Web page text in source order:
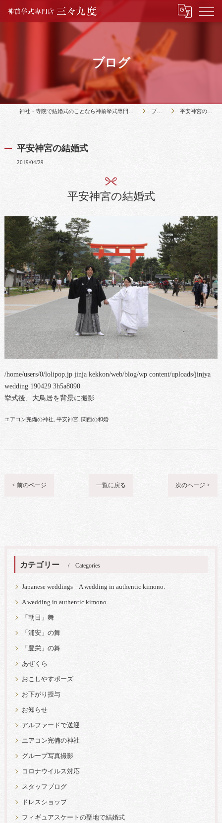
ブログ
ブログ 平安神宮の結婚式
平安神宮の結婚式
2019/04/29
平安神宮の結婚式
/home/users/0/lolipop.jp jinja kekkon/web/blog/wp content/uploads/jinjya
wedding 190429 3h5a8090
挙式後、大鳥居を背景に撮影
エアコン完備の神社 平安神宮 関西の和婚
< 前のページ 一覧に戻る 次のページ >
カテゴリー Categories
Japanese weddings A wedding in authentic kimono.
A wedding in authentic kimono.
「朝日」舞
「浦安」の舞
「豊栄」の舞
あぜくら
おこしやすポーズ
お下がり授与
お知らせ
アルファードで送迎
エアコン完備の神社
グループ写真撮影
コロナウイルス対応
スタッフブログ
ドレスショップ
フィギュアスケートの聖地で結婚式